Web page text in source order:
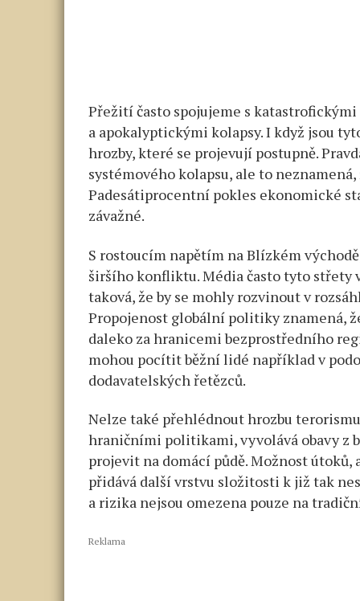
Přežití často spojujeme s
a apokalyptickými kolapsy. I když jsou
hrozby, které se projevují postupně.
systémového kolapsu, ale to
Padesátiprocentní pokles ekonomické
závažné.
S rostoucím napětím na Blízkém
širšího konfliktu. Média často tyto
taková, že by se mohly rozvinout v
Propojenost globální politiky znamená,
daleko za hranicemi bezprostředního
mohou pocítit běžní lidé například v
dodavatelských řetězců.
Nelze také přehlédnout hrozbu
hraničními politikami, vyvolává obavy z
projevit na domácí půdě. Možnost útoků,
přidává další vrstvu složitosti k již tak
a rizika nejsou omezena pouze na
Reklama